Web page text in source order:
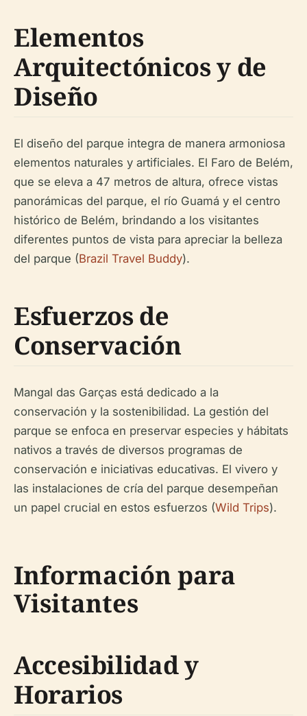
Elementos
Arquitectónicos y de
Diseño
El diseño del parque integra de manera armoniosa
elementos naturales y artificiales. El Faro de Belém,
que se eleva a 47 metros de altura, ofrece vistas
panorámicas del parque, el río Guamá y el centro
histórico de Belém, brindando a los visitantes
diferentes puntos de vista para apreciar la belleza
del parque (Brazil Travel Buddy).
Esfuerzos de
Conservación
Mangal das Garças está dedicado a la
conservación y la sostenibilidad. La gestión del
parque se enfoca en preservar especies y hábitats
nativos a través de diversos programas de
conservación e iniciativas educativas. El vivero y
las instalaciones de cría del parque desempeñan
un papel crucial en estos esfuerzos (Wild Trips).
Información para
Visitantes
Accesibilidad y
Horarios